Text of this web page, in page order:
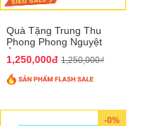
Quà Tặng Trung Thu
Phong Phong Nguyệt
1,250,000đ 1,250,000₫
-0%